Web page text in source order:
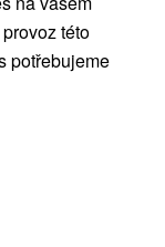
již
této
potřebujeme